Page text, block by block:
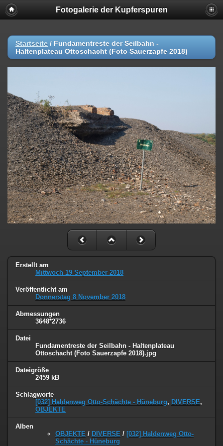
Fotogalerie der Kupferspuren
Startseite / Fundamentreste der Seilbahn -
Haltenplateau Ottoschacht (Foto Sauerzapfe 2018)
Erstellt am
Mittwoch 19 September 2018
Veröffentlicht am
Donnerstag 8 November 2018
Abmessungen
3648*2736
Datei
Fundamentreste der Seilbahn - Haltenplateau
Ottoschacht (Foto Sauerzapfe 2018).jpg
Dateigröße
2459 kB
Schlagworte
[032] Haldenweg Otto-Schächte - Hüneburg, DIVERSE,
OBJEKTE
Alben
OBJEKTE / DIVERSE / [032] Haldenweg Otto-
Schächte - Hüneburg